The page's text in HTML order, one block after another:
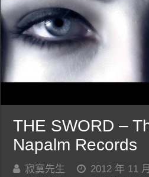
THE SWORD –
Napalm Records
寂寞先生
2012 年 11